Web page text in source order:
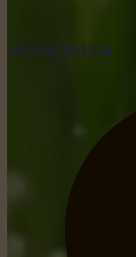
tel: +352 26 15 26